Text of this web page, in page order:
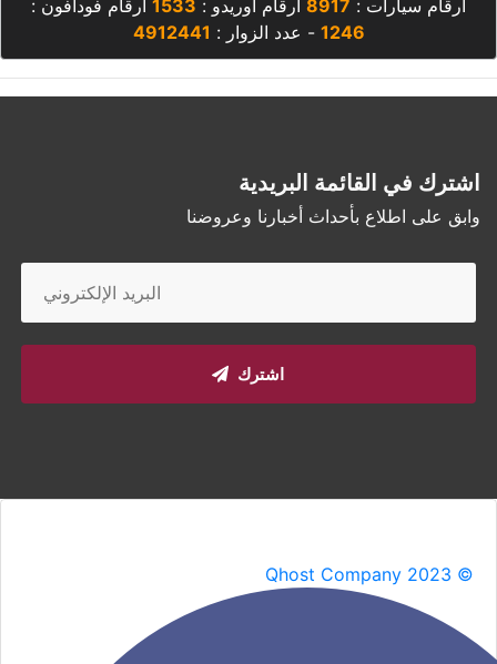
أرقام سيارات : 8917 أرقام أوريدو : 1533 أرقام فودافون :
1246 - عدد الزوار : 4912441
اشترك في القائمة البريدية
وابق على اطلاع بأحداث أخبارنا وعروضنا
اشترك
Qhost Company 2023 ©